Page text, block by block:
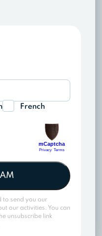
French
to send you our
our activities. You can
unsubscribe link